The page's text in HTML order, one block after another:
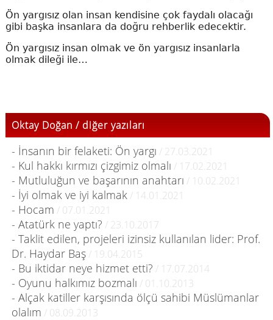
Ön yargısız olan insan kendisine çok faydalı olacağı
gibi başka insanlara da doğru rehberlik edecektir.
Ön yargısız insan olmak ve ön yargısız insanlarla
olmak dileği ile…
Oktay Doğan / diğer yazıları
- İnsanın bir felaketi: Ön yargı / 27.03.2021
- Kul hakkı kırmızı çizgimiz olmalı / 17.02.2021
- Mutluluğun ve başarının anahtarı / 10.02.2021
- İyi olmak ve iyi kalmak/ 14.01.2021
- Hocam / 07.01.2021
- Atatürk ne yaptı? / 23.10.2017
- Taklit edilen, projeleri izinsiz kullanılan lider: Prof.
Dr. Haydar Baş/ 19.04.2015
- Bu iktidar neye hizmet etti? / 17.07.2014
- Oyunu halkımız bozmalı / 01.10.2013
- Alçak katiller karşısında ölçü sahibi Müslümanlar
olalım / 08.09.2013